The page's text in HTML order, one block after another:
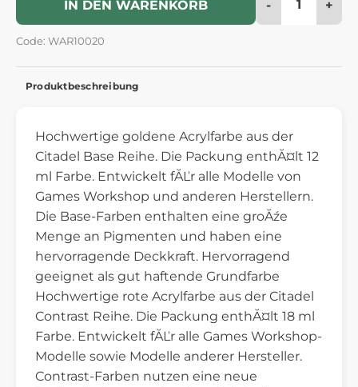
IN DEN WARENKORB - +
Code: WAR10020
Produktbeschreibung
Hochwertige goldene Acrylfarbe aus der
Citadel Base Reihe. Die Packung enthĂ¤lt 12
ml Farbe. Entwickelt fĂĽr alle Modelle von
Games Workshop und anderen Herstellern.
Die Base-Farben enthalten eine groĂźe
Menge an Pigmenten und haben eine
hervorragende Deckkraft. Hervorragend
geeignet als gut haftende Grundfarbe
Hochwertige rote Acrylfarbe aus der Citadel
Contrast Reihe. Die Packung enthĂ¤lt 18 ml
Farbe. Entwickelt fĂĽr alle Games Workshop-
Modelle sowie Modelle anderer Hersteller.
Contrast-Farben nutzen eine neue